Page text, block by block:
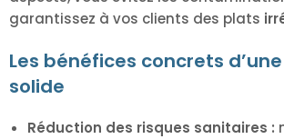
garantissez à vos clients des plats
Les bénéfices concrets
solide
Réduction des risques sanitaires :